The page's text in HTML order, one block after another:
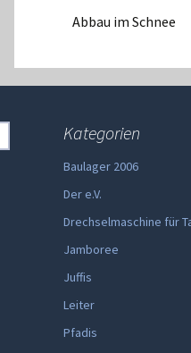
Abbau im Schnee
Kategorien
Baulager 2006
Der e.V.
Drechselmaschine für
Jamboree
Juffis
Leiter
Pfadis